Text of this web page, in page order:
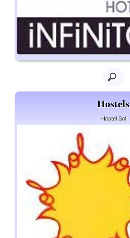
Hostels
Hostel Sol